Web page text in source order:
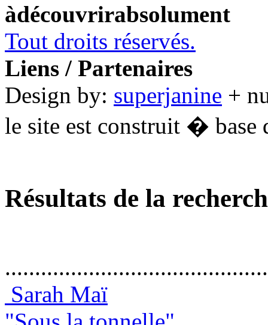
àdécouvrirabsolument
Tout droits réservés.
Liens / Partenaires
Design by: superjanine +
le site est construit � base
Résultats de la
Sarah Maï